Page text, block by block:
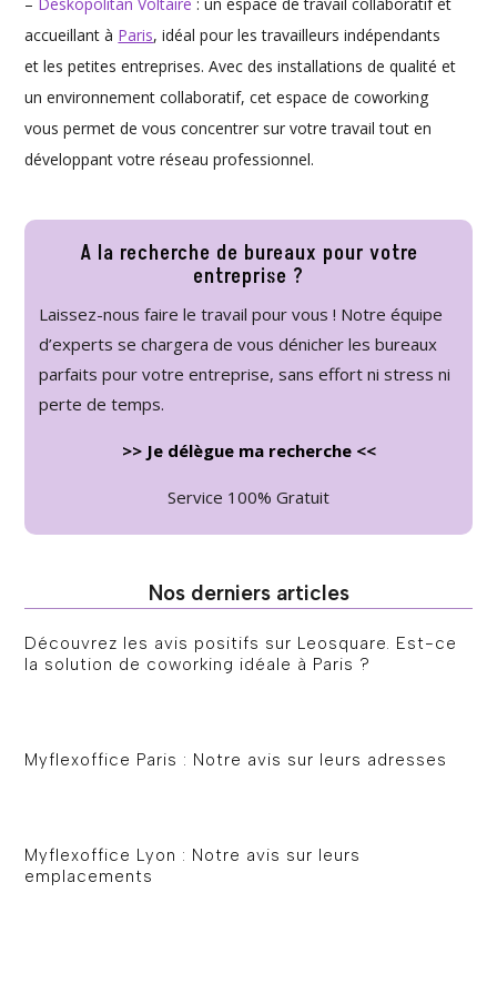
accueillant à Paris, idéal pour les travailleurs indépendants
et les petites entreprises. Avec des installations de qualité et
un environnement collaboratif, cet espace de coworking
vous permet de vous concentrer sur votre travail tout en
développant votre réseau professionnel.
A la recherche de bureaux pour votre
entreprise ?
Laissez-nous faire le travail pour vous ! Notre équipe
d’experts se chargera de vous dénicher les bureaux
parfaits pour votre entreprise, sans effort ni stress ni
perte de temps.
>> Je délègue ma recherche <<
Service 100% Gratuit
Nos derniers articles
Découvrez les avis positifs sur Leosquare. Est-ce
la solution de coworking idéale à Paris ?
Myflexoffice Paris : Notre avis sur leurs adresses
Myflexoffice Lyon : Notre avis sur leurs
emplacements